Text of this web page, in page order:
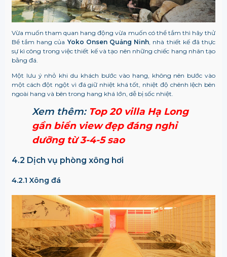
Vừa muốn tham quan hang động vừa muốn có thể tắm thì hãy thử
Bể tắm hang của Yoko Onsen Quảng Ninh , nhà thiết kế đã thực
sự kì công trong việc thiết kế và tạo nên những chiếc hang nhân tạo
bằng đá.
Một lưu ý nhỏ khi du khách bước vào hang, không nên bước vào
một cách đột ngột vì đá giữ nhiệt khá tốt, nhiệt độ chênh lệch bên
ngoài hang và bên trong hang khá lớn, dễ bị sốc nhiệt.
Xem thêm: Top 20 villa Hạ Long
gần biển view đẹp đáng nghỉ
dưỡng từ 3-4-5 sao
4.2 Dịch vụ phòng xông hơi
4.2.1 Xông đá